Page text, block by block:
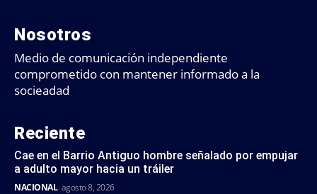
Nosotros
Medio de comunicación independiente
comprometido con mantener informado a la
socieadad
Reciente
Cae en el Barrio Antiguo hombre señalado por empujar
a adulto mayor hacia un tráiler
NACIONAL agosto 8, 2026